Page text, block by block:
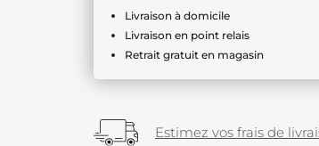
Livraison à domicile
Livraison en point relais
Retrait gratuit en magasin
Estimez vos frais de